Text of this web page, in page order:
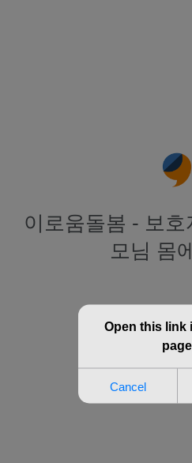
이로움돌봄 - 보
모님 몸